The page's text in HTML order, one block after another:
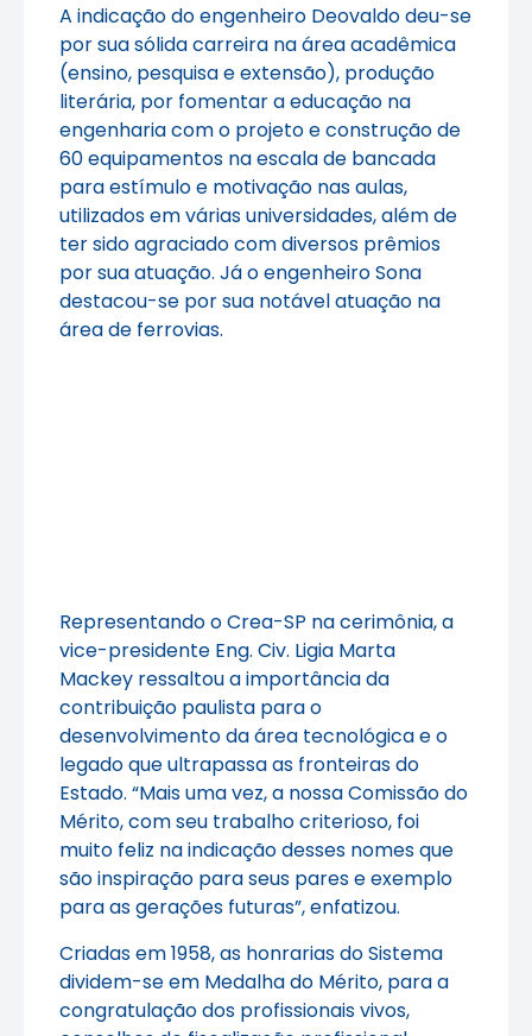
A indicação do engenheiro Deovaldo deu-se
por sua sólida carreira na área acadêmica
(ensino, pesquisa e extensão), produção
literária, por fomentar a educação na
engenharia com o projeto e construção de
60 equipamentos na escala de bancada
para estímulo e motivação nas aulas,
utilizados em várias universidades, além de
ter sido agraciado com diversos prêmios
por sua atuação. Já o engenheiro Sona
destacou-se por sua notável atuação na
área de ferrovias.
Representando o Crea-SP na cerimônia, a
vice-presidente Eng. Civ. Ligia Marta
Mackey ressaltou a importância da
contribuição paulista para o
desenvolvimento da área tecnológica e o
legado que ultrapassa as fronteiras do
Estado. “Mais uma vez, a nossa Comissão do
Mérito, com seu trabalho criterioso, foi
muito feliz na indicação desses nomes que
são inspiração para seus pares e exemplo
para as gerações futuras”, enfatizou.
Criadas em 1958, as honrarias do Sistema
dividem-se em Medalha do Mérito, para a
congratulação dos profissionais vivos,